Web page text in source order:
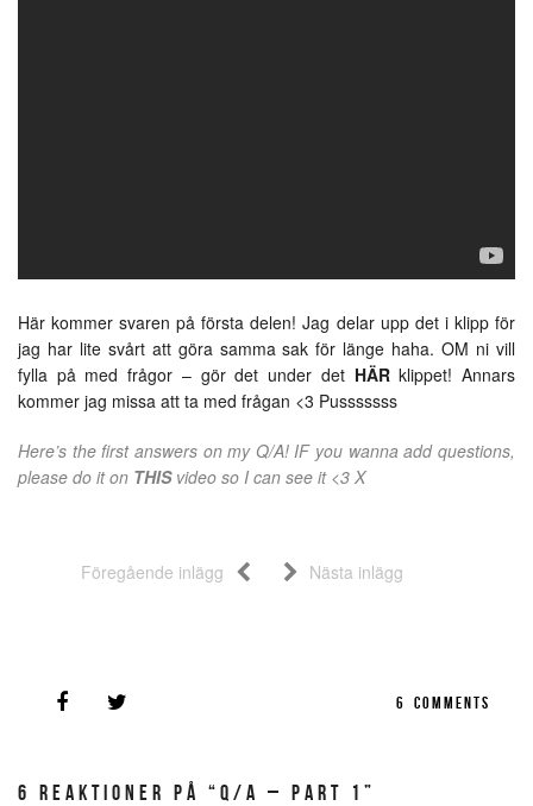
Här kommer svaren på första delen! Jag delar upp det i klipp för
jag har lite svårt att göra samma sak för länge haha. OM ni vill
fylla på med frågor – gör det under det HÄRklippet! Annars
kommer jag missa att ta med frågan <3 Pusssssss
Here’s the first answers on my Q/A! IF you wanna add questions,
please do it on THISvideo so I can see it <3 X
Föregående inlägg Nästa inlägg
6 COMMENTS
6 REAKTIONER PÅ “Q/A – PART 1”